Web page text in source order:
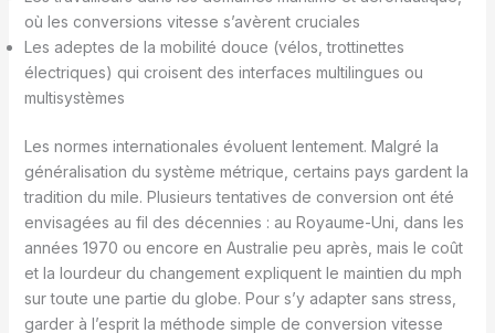
où les conversions vitesse s’avèrent cruciales
Les adeptes de la mobilité douce (vélos, trottinettes
électriques) qui croisent des interfaces multilingues ou
multisystèmes
Les normes internationales évoluent lentement. Malgré la
généralisation du système métrique, certains pays gardent la
tradition du mile. Plusieurs tentatives de conversion ont été
envisagées au fil des décennies : au Royaume-Uni, dans les
années 1970 ou encore en Australie peu après, mais le coût
et la lourdeur du changement expliquent le maintien du mph
sur toute une partie du globe. Pour s’y adapter sans stress,
garder à l’esprit la méthode simple de conversion vitesse